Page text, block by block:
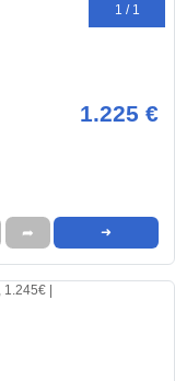
1 / 1
1.225 €
➦ ➜